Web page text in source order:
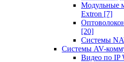
Модульные
Extron [7]
[20]
Системы
Системы AV-
Видео по IP